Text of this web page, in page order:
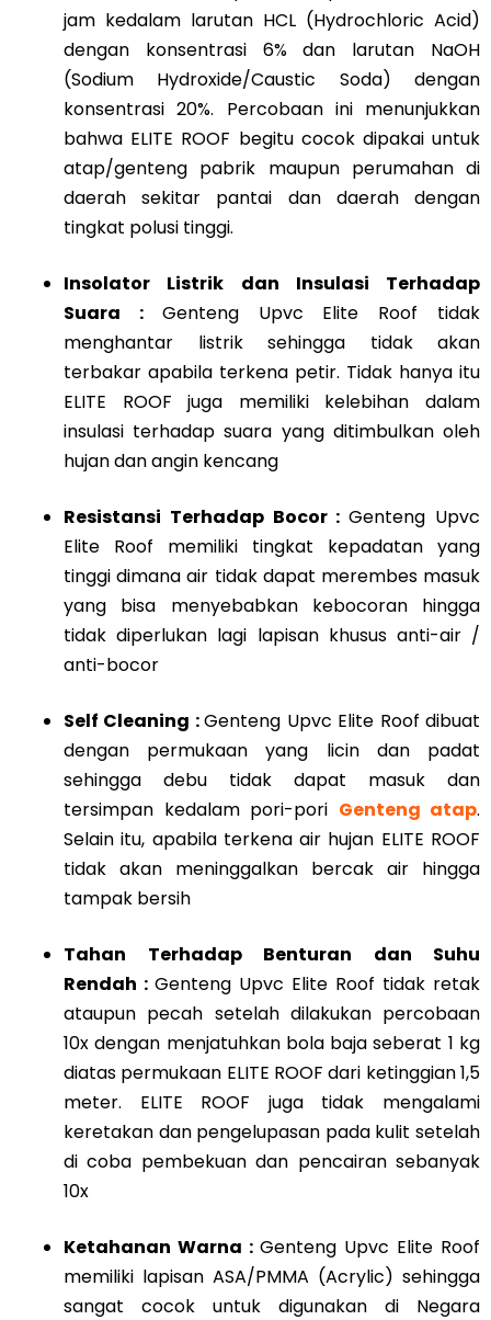
jam kedalam larutan HCL (Hydrochloric Acid)
dengan konsentrasi 6% dan larutan NaOH
(Sodium Hydroxide/Caustic Soda) dengan
konsentrasi 20%. Percobaan ini menunjukkan
bahwa ELITE ROOF begitu cocok dipakai untuk
atap/genteng pabrik maupun perumahan di
daerah sekitar pantai dan daerah dengan
tingkat polusi tinggi.
Insolator Listrik dan Insulasi Terhadap
Suara : Genteng Upvc Elite Roof tidak
menghantar listrik sehingga tidak akan
terbakar apabila terkena petir. Tidak hanya itu
ELITE ROOF juga memiliki kelebihan dalam
insulasi terhadap suara yang ditimbulkan oleh
hujan dan angin kencang
Resistansi Terhadap Bocor :Genteng Upvc
Elite Roof memiliki tingkat kepadatan yang
tinggi dimana air tidak dapat merembes masuk
yang bisa menyebabkan kebocoran hingga
tidak diperlukan lagi lapisan khusus anti-air /
anti-bocor
Self Cleaning :Genteng Upvc Elite Roof dibuat
dengan permukaan yang licin dan padat
sehingga debu tidak dapat masuk dan
tersimpan kedalam pori-pori Genteng atap.
Selain itu, apabila terkena air hujan ELITE ROOF
tidak akan meninggalkan bercak air hingga
tampak bersih
Tahan Terhadap Benturan dan Suhu
Rendah : Genteng Upvc Elite Roof tidak retak
ataupun pecah setelah dilakukan percobaan
10x dengan menjatuhkan bola baja seberat 1 kg
diatas permukaan ELITE ROOF dari ketinggian 1,5
meter. ELITE ROOF juga tidak mengalami
keretakan dan pengelupasan pada kulit setelah
di coba pembekuan dan pencairan sebanyak
10x
Ketahanan Warna : Genteng Upvc Elite Roof
memiliki lapisan ASA/PMMA (Acrylic) sehingga
sangat cocok untuk digunakan di Negara